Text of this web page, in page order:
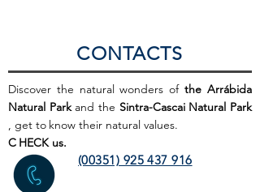
CONTACTS
Discover the natural wonders ofthe Arrábida
Natural Parkand the Sintra-Cascai Natural Park
, get to know their natural values.
C HECK us.
(00351) 925 437 916